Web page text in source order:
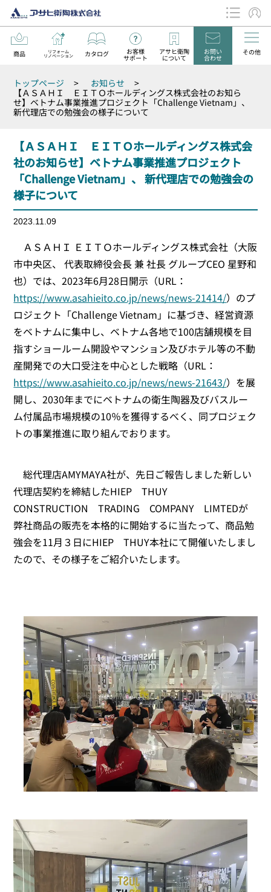
商品 リフォーム
リノベーション カタログ お客様
サポート
アサヒ衛陶
について
お問い
合わせ
その他
お知らせ
トップページ > お知らせ
>
【ＡＳＡＨＩ ＥＩＴＯホールディングス株式会社のお知ら
せ】ベトナム事業推進プロジェクト「Challenge Vietnam」、
新代理店での勉強会の様子について
【ＡＳＡＨＩ ＥＩＴＯホールディングス株式会
社のお知らせ】ベトナム事業推進プロジェクト
「Challenge Vietnam」、 新代理店での勉強会の
様子について
2023.11.09
ＡＳＡＨＩ ＥＩＴＯホールディングス株式会社（大阪
市中央区、 代表取締役会長 兼 社長 グループCEO 星野和
也）では、2023年6月28日開示（URL：
https://www.asahieito.co.jp/news/news-21414/）のプ
ロジェクト「Challenge Vietnam」に基づき、経営資源
をベトナムに集中し、ベトナム各地で100店舗規模を目
指すショールーム開設やマンション及びホテル等の不動
産開発での大口受注を中心とした戦略（URL：
https://www.asahieito.co.jp/news/news-21643/）を展
開し、2030年までにベトナムの衛⽣陶器及びバスルー
ム付属品市場規模の10％を獲得するべく、同プロジェク
トの事業推進に取り組んでおります。
総代理店AMYMAYA社が、先日ご報告しました新しい
代理店契約を締結したHIEP THUY
CONSTRUCTION TRADING COMPANY LIMTEDが
弊社商品の販売を本格的に開始するに当たって、商品勉
強会を11月３日にHIEP THUY本社にて開催いたしまし
たので、その様子をご紹介いたします。